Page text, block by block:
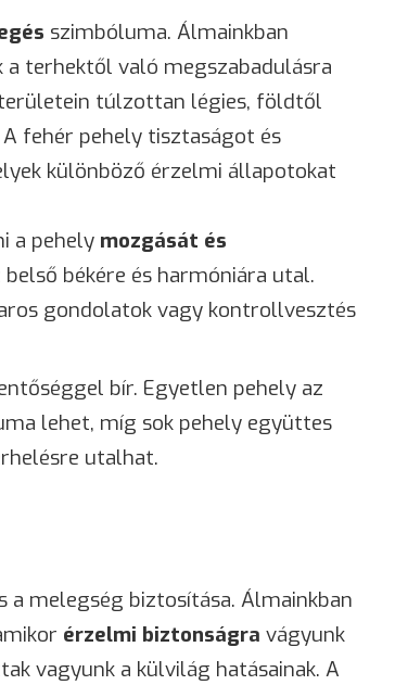
szimbóluma. Álmainkban
terhektől való megszabadulásra
túlzottan légies, földtől
fehér pehely tisztaságot és
különböző érzelmi állapotokat
a pehely mozgását és
belső békére és harmóniára utal.
gondolatok vagy kontrollvesztés
bír. Egyetlen pehely az
lehet, míg sok pehely együttes
utalhat.
a melegség biztosítása. Álmainkban
érzelmi biztonságra vágyunk
vagyunk a külvilág hatásainak. A